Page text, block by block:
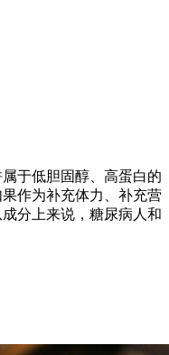
于低胆固醇、高蛋白的
作为补充体力、补充营
分上来说，糖尿病人和